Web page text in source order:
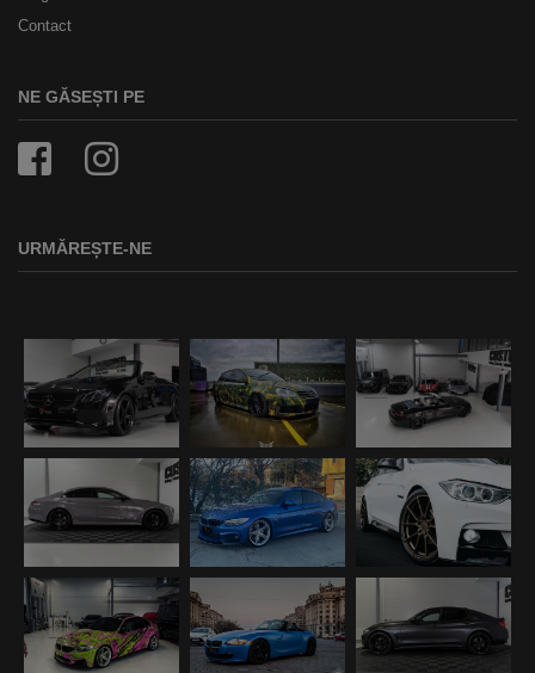
Contact
NE GĂSEȘTI PE
URMĂREȘTE-NE